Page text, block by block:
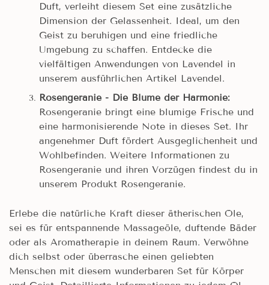
Duft, verleiht diesem Set eine zusätzliche
Dimension der Gelassenheit. Ideal, um den
Geist zu beruhigen und eine friedliche
Umgebung zu schaffen. Entdecke die
vielfältigen Anwendungen von Lavendel in
unserem ausführlichen Artikel Lavendel.
Rosengeranie - Die Blume der Harmonie:
Rosengeranie bringt eine blumige Frische und
eine harmonisierende Note in dieses Set. Ihr
angenehmer Duft fördert Ausgeglichenheit und
Wohlbefinden. Weitere Informationen zu
Rosengeranie und ihren Vorzügen findest du in
unserem Produkt Rosengeranie.
Erlebe die natürliche Kraft dieser ätherischen Öle,
sei es für entspannende Massageöle, duftende Bäder
oder als Aromatherapie in deinem Raum. Verwöhne
dich selbst oder überrasche einen geliebten
Menschen mit diesem wunderbaren Set für Körper